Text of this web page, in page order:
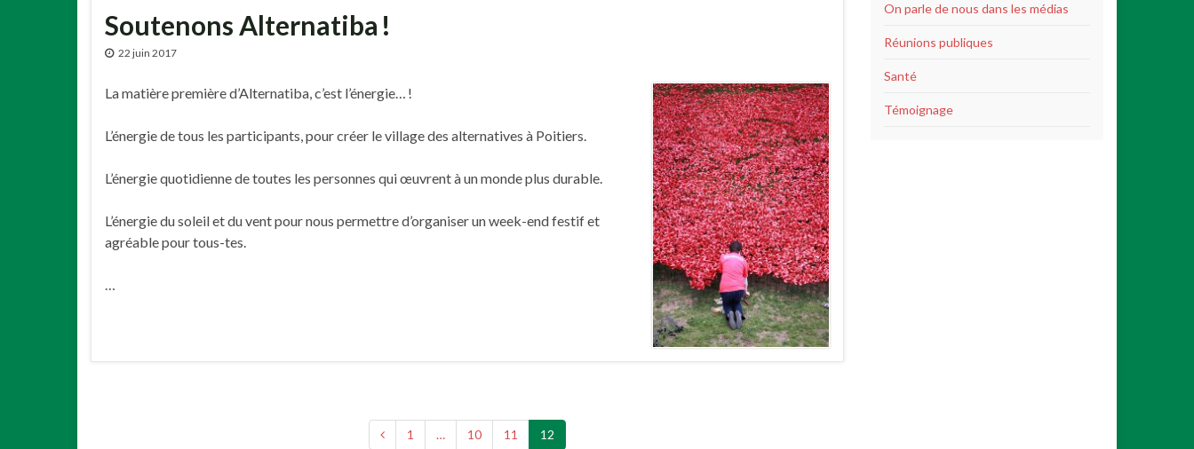
Soutenons Alternatiba !
22 juin 2017
La matière première d’Alternatiba, c’est l’énergie… !
L’énergie de tous les participants, pour créer le village des alternatives à Poitiers.
L’énergie quotidienne de toutes les personnes qui œuvrent à un monde plus durable.
L’énergie du soleil et du vent pour nous permettre d’organiser un week-end festif et
agréable pour tous-tes.
…
1 … 10 11 12
On parle de nous dans les médias
Réunions publiques
Santé
Témoignage